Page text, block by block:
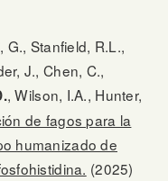
G., Stanfield, R.L.,
J., Chen, C.,
, Wilson, I.A., Hunter,
de fagos para la
humanizado de
(2025)